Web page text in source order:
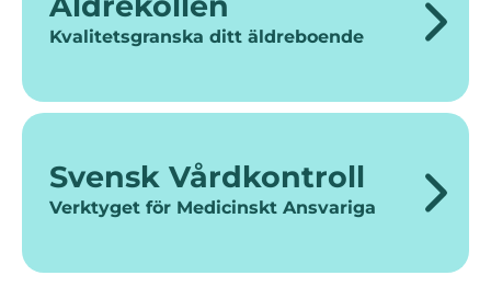
Kvalitetsgranska ditt äldreboende
Svensk Vårdkontroll
Verktyget för Medicinskt Ansvariga